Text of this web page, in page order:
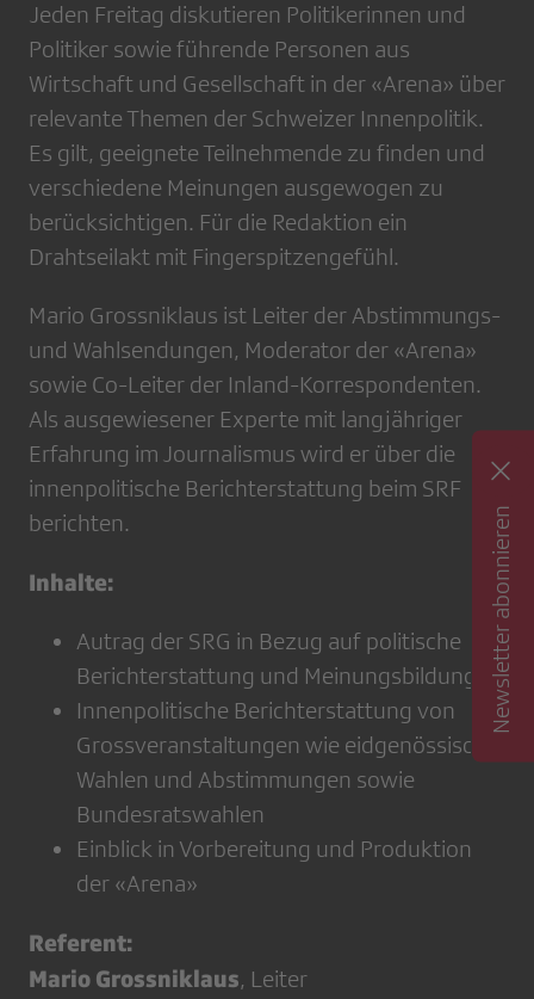
Jeden Freitag diskutieren Politikerinnen und
Politiker sowie führende Personen aus
Wirtschaft und Gesellschaft in der «Arena» über
relevante Themen der Schweizer Innenpolitik.
Es gilt, geeignete Teilnehmende zu finden und
verschiedene Meinungen ausgewogen zu
berücksichtigen. Für die Redaktion ein
Drahtseilakt mit Fingerspitzengefühl.
Mario Grossniklaus ist Leiter der Abstimmungs-
und Wahlsendungen, Moderator der «Arena»
sowie Co-Leiter der Inland-Korrespondenten.
Als ausgewiesener Experte mit langjähriger
Erfahrung im Journalismus wird er über die
innenpolitische Berichterstattung beim SRF
berichten.
Inhalte:
Autrag der SRG in Bezug auf politische
Berichterstattung und Meinungsbildung
Innenpolitische Berichterstattung von
Grossveranstaltungen wie eidgenössische
Wahlen und Abstimmungen sowie
Bundesratswahlen
Einblick in Vorbereitung und Produktion
der «Arena»
Referent:
Mario Grossniklaus, Leiter
Newsletter abonnieren